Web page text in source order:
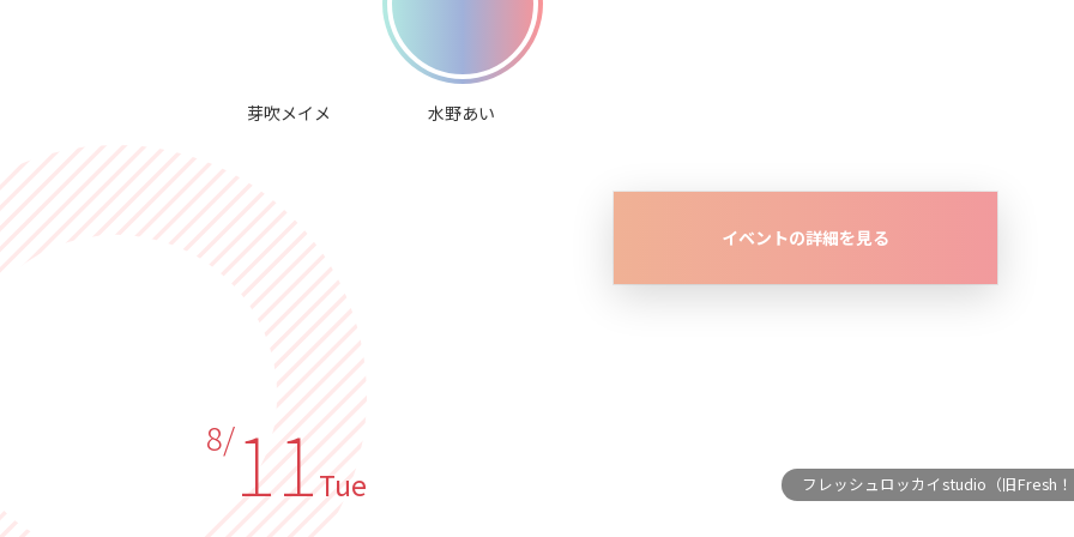
芽吹メイメ 水野あい
イベントの詳細を見る
8/11Tue フレッシュロッカイstudio（旧Fresh！